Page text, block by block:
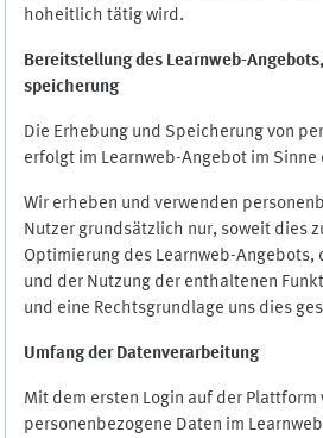
hoheitlich tätig wird.
Bereitstellung des Learnweb-Angebots,
speicherung
Die Erhebung und Speicherung von
erfolgt im Learnweb-Angebot im
Wir erheben und verwenden
Nutzer grundsätzlich nur, soweit dies
Optimierung des Learnweb-Angebots,
und der Nutzung der enthaltenen
und eine Rechtsgrundlage uns dies
Umfang der Datenverarbeitung
Mit dem ersten Login auf der Plattform
personenbezogene Daten im